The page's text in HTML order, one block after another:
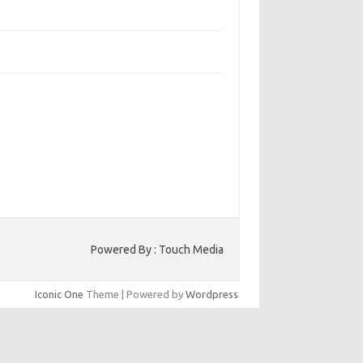
Powered By : Touch Media
Iconic One Theme | Powered by Wordpress